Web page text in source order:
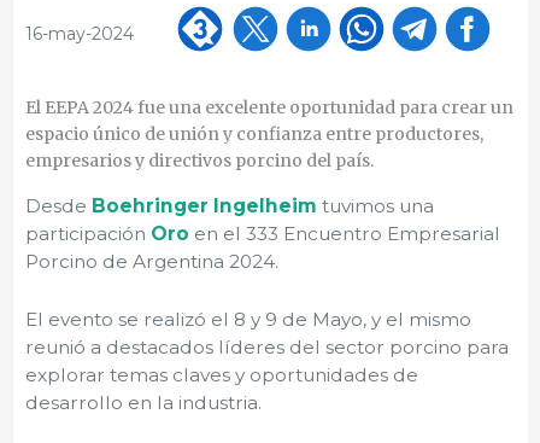
16-may-2024
El EEPA 2024 fue una excelente oportunidad para crear un
espacio único de unión y confianza entre productores,
empresarios y directivos porcino del país.
Desde Boehringer Ingelheim tuvimos una
participación Oro en el 333 Encuentro Empresarial
Porcino de Argentina 2024.
El evento se realizó el 8 y 9 de Mayo, y el mismo
reunió a destacados líderes del sector porcino para
explorar temas claves y oportunidades de
desarrollo en la industria.